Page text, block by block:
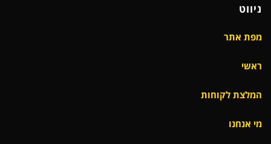
ניווט
מפת אתר
ראשי
המלצת לקוחות
מי אנחנו